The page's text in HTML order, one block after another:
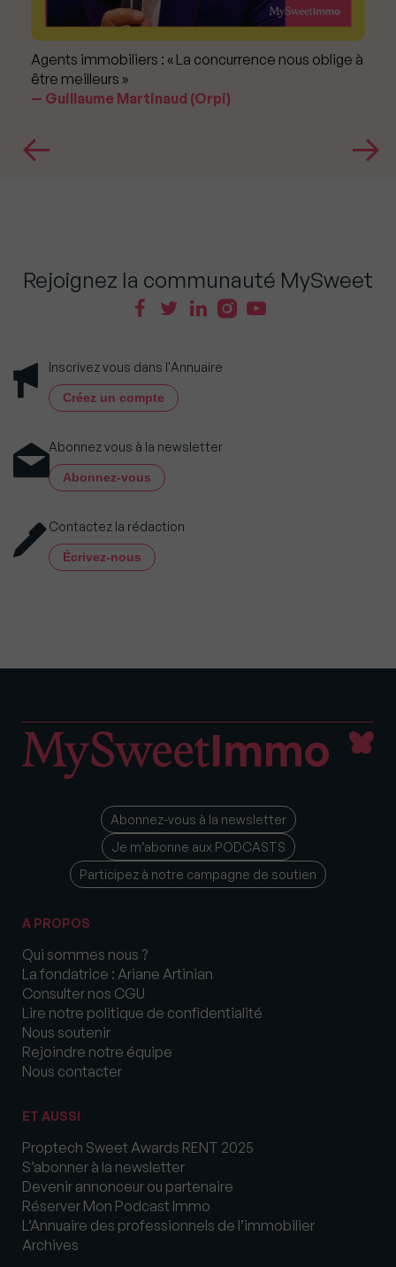
Agents immobiliers : « La concurrence nous oblige à
être meilleurs »
Guillaume Martinaud (Orpi)
Rejoignez la communauté MySweet
Inscrivez vous dans l'Annuaire
Créez un compte
Abonnez vous à la newsletter
Abonnez-vous
Contactez la rédaction
Écrivez-nous
Abonnez-vous à la newsletter
Je m’abonne aux PODCASTS
Participez à notre campagne de soutien
A PROPOS
Qui sommes nous ?
La fondatrice : Ariane Artinian
Consulter nos CGU
Lire notre politique de confidentialité
Nous soutenir
Rejoindre notre équipe
Nous contacter
ET AUSSI
Proptech Sweet Awards RENT 2025
S’abonner à la newsletter
Devenir annonceur ou partenaire
Réserver Mon Podcast Immo
L’Annuaire des professionnels de l’immobilier
Archives